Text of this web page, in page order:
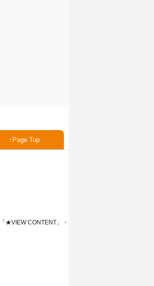
Page Top
★VIEW CONTENT」・